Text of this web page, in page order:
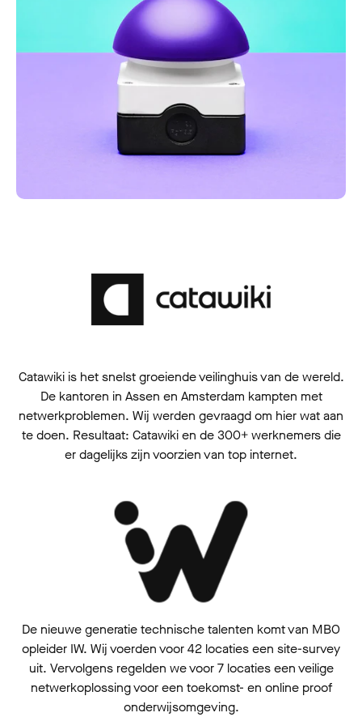
Catawiki is het snelst groeiende veilinghuis van de wereld.
De kantoren in Assen en Amsterdam kampten met
netwerkproblemen. Wij werden gevraagd om hier wat aan
te doen. Resultaat: Catawiki en de 300+ werknemers die
er dagelijks zijn voorzien van top internet.
De nieuwe generatie technische talenten komt van MBO
opleider IW. Wij voerden voor 42 locaties een site-survey
uit. Vervolgens regelden we voor 7 locaties een veilige
netwerkoplossing voor een toekomst- en online proof
onderwijsomgeving.